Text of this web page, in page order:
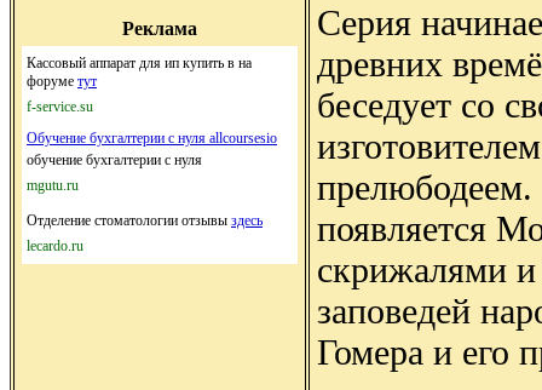
Реклама
Кассовый аппарат для ип купить в на
форуме тут
f-service.su
Обучение бухгалтерии с нуля allcoursesio
обучение бухгалтерии с нуля
mgutu.ru
Отделение стоматологии отзывы здесь
lecardo.ru
Серия
древних
беседует со
появляется
скрижалями и
заповедей
Гомера и его